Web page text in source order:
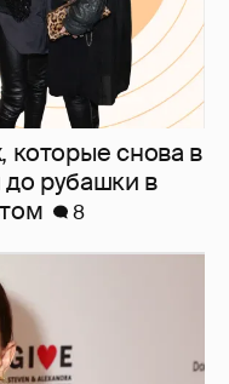
которые снова в
рубашки в
8